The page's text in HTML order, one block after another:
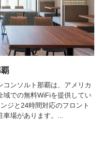
ンソルト那覇は、アメリカ
域での無料WiFiを提供してい
ジと24時間対応のフロント
場があります。...